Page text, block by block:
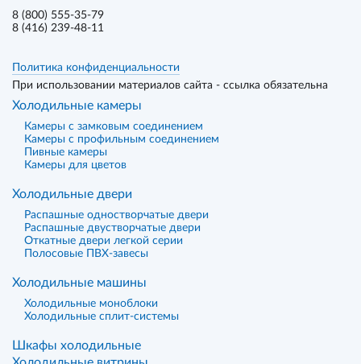
8 (800) 555-35-79
8 (416) 239-48-11
Политика конфиденциальности
При использовании материалов сайта - ссылка обязательна
Холодильные камеры
Камеры с замковым соединением
Камеры с профильным соединением
Пивные камеры
Камеры для цветов
Холодильные двери
Распашные одностворчатые двери
Распашные двустворчатые двери
Откатные двери легкой серии
Полосовые ПВХ-завесы
Холодильные машины
Холодильные моноблоки
Холодильные сплит-системы
Шкафы холодильные